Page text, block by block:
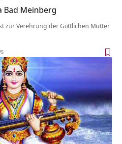
Bad Meinberg
zur Verehrung der Göttlichen Mutter